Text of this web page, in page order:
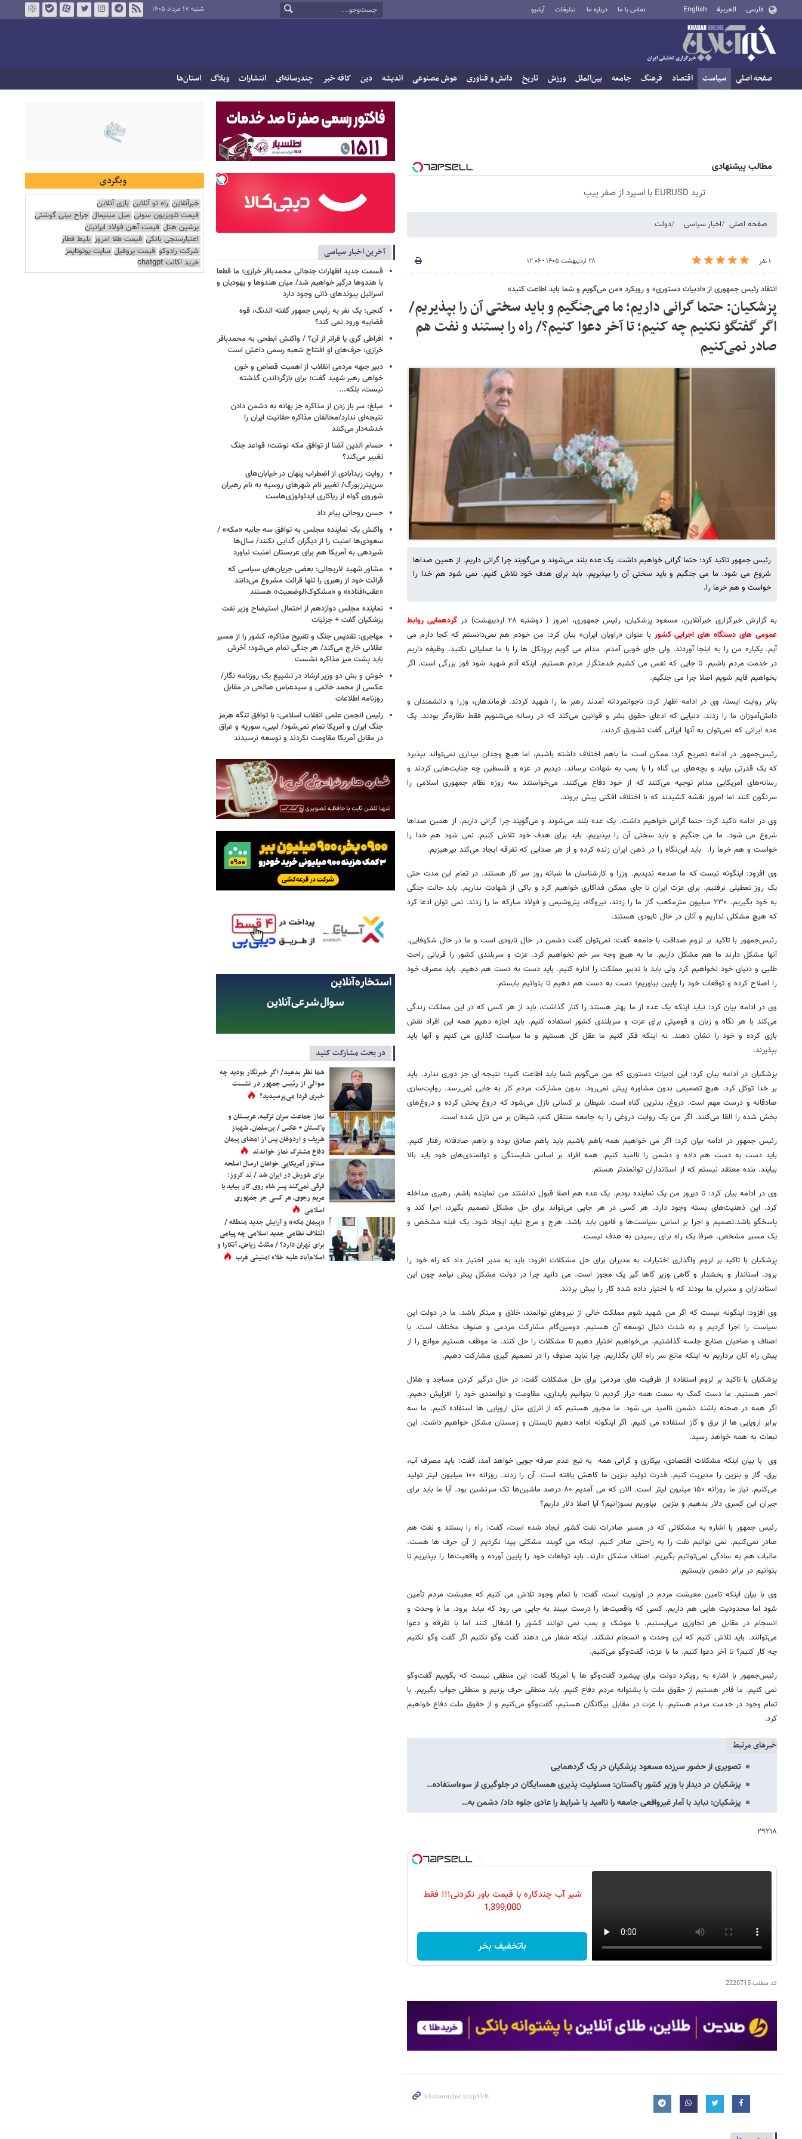
فارسی العربية English تماس با ما درباره ما تبلیغات آرشیو شنبه ۱۷ مرداد ۱۴۰۵
صفحه اصلی سیاست اقتصاد فرهنگ جامعه بین‌الملل ورزش تاریخ دانش و فناوری هوش مصنوعی اندیشه دین کافه خبر چندرسانه‌ای انتشارات وبلاگ استان‌ها
مطالب پیشنهادی
ترید EURUSD با اسپرد از صفر پیپ
صفحه اصلی اخبار سیاسی دولت
۱ نفر ۲۸ اردیبهشت ۱۴۰۵ - ۱۲:۰۶
انتقاد رئیس جمهوری از «ادبیات دستوری» و رویکرد «من می‌گویم و شما باید اطاعت کنید»
پزشکیان: حتما گرانی داریم؛ ما می‌جنگیم و باید سختی آن را بپذیریم/
اگر گفتگو نکنیم‌ چه کنیم؛ تا آخر دعوا کنیم؟/ راه را بستند و نفت هم
صادر نمی‌کنیم
رئیس جمهور تاکید کرد: حتما گرانی خواهیم داشت. یک عده بلند می‌شوند و می‌گویند چرا گرانی داریم. از همین صداها
شروع می شود. ما می جنگیم و باید سختی آن را بپذیریم. باید برای هدف خود تلاش کنیم. نمی شود هم خدا را
خواست و هم خرما را.
به گزارش خبرگزاری خبرآنلاین، مسعود پزشکیان، رئیس جمهوری، امروز ( دوشنبه ۲۸ اردیبهشت) در
گردهمایی روابط
عمومی های دستگاه های اجرایی کشور با عنوان «راویان ایران» بیان کرد: من خودم هم‌ نمی‌دانستم که کجا دارم ‌می
آیم. یکباره من را به اینجا آوردند. ولی جای خوبی آمدم. مدام‌ می گویم‌ پروتکل ها را با ما عملیاتی نکنید. وظیفه داریم
در خدمت مردم باشیم. تا جایی که نفس می کشیم خدمتگزار مردم هستیم. اینکه آدم شهید شود فوز بزرگی است. اگر
بخواهیم قایم شویم اصلا چرا می جنگیم.
بنابر روایت ایسنا، وی در ادامه اظهار کرد: ناجوانمردانه آمدند رهبر ما را شهید کردند.‌ فرماندهان، وزرا و دانشمندان و
دانش‌آموزان ما را زدند. دنیایی که ادعای حقوق بشر و قوانین می‌کند که در رسانه می‌شنویم فقط نظاره‌گر بودند. یک
عده ایرانی که نمی‌توان به آنها ایرانی گفت تشویق کردند.
رئیس‌جمهور در ادامه تصریح کرد: ممکن است ما باهم‌ اختلاف داشته باشیم، اما هیچ وجدان بیداری نمی‌تواند بپذیرد
که یک قدرتی بیاید و بچه‌های بی گناه را با بمب به شهادت برساند. دیدیم در عزه و فلسطین چه جنایت‌هایی کردند و
رسانه‌های آمریکایی مدام توجیه می‌کنند که از خود دفاع می‌کنند. می‌خواستند سه روزه نظام جمهوری اسلامی را
سرنگون کنند اما امروز نقشه کشیدند که با اختلاف افکنی پیش بروند.
وی در ادامه تاکید کرد: حتما گرانی خواهیم داشت. یک عده بلند می‌شوند و می‌گویند چرا گرانی داریم. از همین صداها
شروع می شود. ما می جنگیم و باید سختی آن را بپذیریم. باید برای هدف خود تلاش کنیم. نمی شود هم خدا را
خواست و هم خرما را. باید این‌نگاه را در ذهن ایران زنده کرده و از هر صدایی که تفرقه ایجاد می‌کند بپرهیزیم.
وی افزود: اینگونه نیست که ما صدمه ندیدیم. وزرا و کارشناسان ما شبانه روز سر کار هستند. در تمام این مدت حتی
یک روز تعطیلی نرفتیم. برای عزت ایران تا جای ممکن فداکاری خواهیم کرد و باکی از شهادت نداریم. باید حالت جنگی
به خود بگیریم. ۲۳۰ میلیون مترمکعب گاز ما را زدند، نیروگاه، پتروشیمی و فولاد مبارکه ما را زدند.‌ نمی توان ادعا کرد
که هیچ مشکلی نداریم و آنان در حال نابودی هستند.
رئیس‌جمهور با تاکید بر لزوم صداقت با جامعه گفت: نمی‌توان گفت دشمن در حال نابودی است و ما در حال شکوفایی.
آنها مشکل دارند ما هم مشکل داریم. ما به هیچ وجه سر خم نخواهیم کرد. عزت و سربلندی کشور را قربانی راحت
طلبی و دنیای خود نخواهیم کرد ولی باید با تدبیر مملکت را اداره کنیم. باید دست به دست‌ هم دهیم. باید مصرف خود
را اصلاح کرده و توقعات خود را پایین بیاوریم؛ دست به دست هم دهیم تا بتوانیم بایستم.
وی در ادامه بیان کرد: نباید اینکه یک عده از ما بهتر هستند را کنار گذاشت، باید از هر کسی که در این مملکت زندگی
می‌کند با هر نگاه و زبان و قومیتی برای عزت و سربلندی کشور استفاده کنیم. باید اجازه دهیم همه این افراد نقش
بازی کرده و خود را نشان دهند. نه اینکه فکر کنیم ما عقل کل هستیم و ما سیاست گذاری می کنیم و آنها باید
بپذیرند.
پزشکیان در ادامه بیان کرد: این ادبیات دستوری که من می‌گویم شما باید اطاعت کنید؛ نتیجه ای جز دوری ندارد. باید
بر خدا توکل کرد. هیچ تصمیمی بدون مشاوره پیش نمی‌رود.‌ بدون مشارکت مردم کار به جایی نمی‌رسد. روایت‌سازی
صادقانه و درست مهم است. دروغ، بدترین گناه است. شیطان بر کسانی نازل می‌شود که دروغ پخش کرده و دروغ‌های
پخش شده را القا می‌کنند. اگر من یک روایت دروغی را به جامعه منتقل کنم، شیطان بر من نازل شده است.
رئیس جمهور در ادامه بیان کرد: اگر می خواهیم همه باهم باشیم باید باهم صادق بوده و باهم صادقانه رفتار کنیم.
باید دست به دست‌ هم داده و دشمن را ناامید کنیم. همه افراد بر اساس شایستگی و توانمندی‌های خود باید بالا
بیایند. بنده معتقد نیستم که از استانداران توانمندتر هستم.
وی در ادامه بیان کرد: تا دیروز من یک نماینده بودم. یک عده هم اصلا قبول نداشتند من نماینده باشم. رهبری مداخله
کرد. این ذهنیت‌های بسته وجود دارد. هر کسی در هر جایی می‌تواند برای حل مشکل تصمیم بگیرد، اجرا کند و
پاسخگو باشد.تصمیم و اجرا بر اساس سیاست‌ها و قانون باید باشد. هرج و مرج نباید ایجاد شود. یک قبله مشخص و
یک مسیر مشخص. صرفا یک راه برای رسیدن به هدف نیست.
پزشکیان با تاکید بر لزوم واگذاری اختیارات به مدیران برای حل مشکلات افزود: باید به مدیر اختیار داد که راه خود را
برود. استاندار و بخشدار و گاهی وزیر گاها گیر یک مجوز است. می دانید چرا در دولت مشکل پیش نیامد چون این
استانداران و مدیران ما بودند که با اختیار داده شده کار را پیش بردند.
وی افزود: اینگونه نیست که اگر من شهید شوم مملکت خالی از نیروهای توانمند، خلاق و مبتکر باشد. ما در دولت این
سیاست را اجرا کردیم و به شدت دنبال توسعه آن هستیم. دومین‌گام مشارکت مردمی و صنوف مختلف است. با
اصناف و صاحبان صنایع جلسه گذاشتیم. می‌خواهیم اختیار دهیم تا مشکلات را حل کنند. ما موظف هستیم موانع را از
پیش راه آنان برداریم نه اینکه مانع سر راه آنان بگذاریم. چرا نباید صنوف را در تصمیم گیری مشارکت دهیم.
پزشکیان با تاکید بر لزوم استفاده از ظرفیت های مردمی برای حل مشکلات گفت: در حال درگیر کردن مساجد و هلال
احمر هستیم. ما دست کمک به سمت همه دراز کردیم تا بتوانیم پایداری، مقاومت و توانمندی خود را افزایش دهیم.
اگر همه در صحنه باشند دشمن ناامید می شود. ما مجبور هستیم که از انرژی مثل اروپایی ها استفاده کنیم. ما سه
برابر اروپایی ها از برق و گاز استفاده می کنیم. اگر اینگونه ادامه دهیم تابستان و زمستان مشکل خواهیم داشت. این
تبعات به همه خواهد رسید.
وی با بیان اینکه مشکلات اقتصادی، بیکاری و گرانی همه به تبع عدم صرفه جویی خواهد آمد، گفت: باید مصرف آب،
برق، گاز و بنزین را مدیریت کنیم. قدرت تولید بنزین ما کاهش یافته است. آن را زدند. روزانه ۱۰۰ میلیون لیتر تولید
می‌کنیم. نیاز ما روزانه ۱۵۰ میلیون لیتر است. الان که می آمدیم ۸۰ درصد ماشین‌ها تک سرنشین بود. آیا ما باید برای
جبران این کسری دلار بدهیم و بنزین بیاوریم بسوزانیم؟ آیا اصلا دلار داریم؟
رئیس جمهور با اشاره به مشکلاتی که در مسیر صادرات نفت کشور ایجاد شده است، گفت: راه را بستند و نفت هم
صادر نمی‌کنیم. نمی توانیم نفت را به راحتی صادر کنیم. اینکه می گویند مشکلی پیدا نکردیم از آن حرف ها هست.
مالیات هم به سادگی نمی‌توانیم بگیریم. اصناف مشکل دارند. باید توقعات خود را پایین آورده و واقعیت‌ها را بپذیریم تا
بتوانیم در برابر دشمن بایستیم.
وی با بیان اینکه تامین معیشت مردم در اولویت است، گفت: با تمام وجود تلاش می کنیم که معیشت مردم تأمین
شود اما محدودیت هایی هم داریم. کسی که واقعیت‌ها را درست نبیند به جایی می رود که نباید برود. ما با وحدت و
انسجام در مقابل هر تجاوزی می‌ایستیم. با موشک و بمب نمی توانند کشور را اشغال کنند اما با تفرقه و دعوا
می‌توانند. باید تلاش کنیم که این وحدت و انسجام نشکند. اینکه شعار می دهند گفت وگو نکنیم‌ اگر گفت وگو نکنیم‌
چه کار کنیم؟ تا آخر دعوا کنیم. ما با عزت، گفت‌وگو می‌کنیم.
رئیس‌جمهور با اشاره به رویکرد دولت برای پیشبرد گفت‌وگو ها با آمریکا گفت: این منطقی نیست که بگوییم گفت‌وگو
نمی کنیم. ما قادر هستیم از حقوق ملت با پشتوانه مردم دفاع کنیم. باید منطقی حرف بزنیم و منطقی جواب بگیریم. با
تمام وجود در خدمت مردم هستیم. با عزت در مقابل بیگانگان هستیم، گفت‌وگو می‌کنیم و از حقوق ملت دفاع خواهیم
کرد.
خبرهای مرتبط
تصویری از حضور سرزده مسعود پزشکیان در یک گردهمایی
پزشکیان در دیدار با وزیر کشور پاکستان: مسئولیت پذیری همسایگان در جلوگیری از سوءاستفاده…
پزشکیان: نباید با آمار غیرواقعی جامعه را ناامید یا شرایط را عادی جلوه داد/ دشمن به…
۲۹۲۱۸
شیر آب چندکاره با قیمت باور نکردنی!!! فقط
1,399,000
باتخفیف بخر
کد مطلب2220715
آخرین اخبار سیاسی
قسمت جدید اظهارات جنجالی محمدباقر خرازی؛ ما قطعا
با هندوها درگیر خواهیم شد/ میان هندوها و یهودیان و
اسرائیل پیوندهای ذاتی وجود دارد
گنجی: یک نفر به رئیس جمهور گفته الدنگ، قوه
قضاییه ورود نمی کند؟
افراطی گری یا فراتر از آن؟ / واکنش ابطحی به محمدباقر
خرازی: حرف‌های او افتتاح شعبه رسمی داعش است
دبیر جبهه مردمی انقلاب از اهمیت قصاص و خون
خواهی رهبر شهید گفت؛ برای بازگرداندن گذشته
نیست، بلکه...
مبلغ: سر باز زدن از مذاکره‌ جز بهانه به دشمن دادن
نتیجه‌ای ندارد/مخالفان مذاکره حقانیت ایران را
خدشه‌دار می‌کنند
حسام الدین آشنا از توافق مکه نوشت؛ قواعد جنگ
تغییر می‌کند؟
روایت زیدآبادی از اضطراب پنهان در خیابان‌های
سن‌پترزبورگ/ تغییر نام شهرهای روسیه به نام رهبران
شوروی گواه از ریاکاری ایدئولوژی‌هاست
حسن روحانی پیام داد
واکنش یک نماینده مجلس به توافق سه جانبه «مکه» /
سعودی‌ها امنیت را از دیگران گدایی نکنند/ سال‌ها
شیردهی به آمریکا هم برای عربستان امنیت نیاورد
مشاور شهید لاریجانی: بعضی جریان‌های سیاسی که
قرائت خود از رهبری را تنها قرائت مشروع می‌دانند
«عقب‌افتاده» و «مشکوک‌الوضعیت» هستند
نماینده مجلس دوازدهم از احتمال استیضاح وزیر نفت
پزشکیان گفت + جزئیات
مهاجری: تقدیس جنگ و تقبیح مذاکره، کشور را از مسیر
عقلانی خارج می‌کند/ هر جنگی تمام می‌شود؛ آخرش
باید پشت میز مذاکره نشست
خوش و بش دو وزیر ارشاد در تشییع یک روزنامه نگار/
عکسی از محمد خاتمی و سیدعباس صالحی در مقابل
روزنامه اطلاعات
رئیس انجمن علمی انقلاب اسلامی: با توافق تنگه هرمز
جنگ ایران و آمریکا تمام نمی‌شود/ لیبی، سوریه و عراق
در مقابل آمریکا مقاومت نکردند و توسعه نرسیدند
در بحث مشارکت کنید
شما نظر بدهید/ اگر خبرنگار بودید چه
سوالی از رئیس جمهور در نشست
خبری فردا می‌پرسیدید؟
نماز جماعت سران ترکیه، عربستان و
پاکستان + عکس / بن‌سلمان، شهباز
شریف و اردوغان پس از امضای پیمان
دفاع مشترک نماز خواندند
سناتور آمریکایی خواهان ارسال اسلحه
برای شورش در ایران شد / تد کروز:
فرقی نمی‌کند پسر شاه روی کار بیاید یا
مریم رجوی، هر کسی جز جمهوری
اسلامی
«پیمان مکه» و آرایش جدید منطقه /
ائتلاف نظامی جدید اسلامی چه پیامی
برای تهران دارد؟ / مثلث ریاض، آنکارا و
اسلام‌آباد علیه خلاء امنیتی غرب
وبگردی
خبرآنلاین راه نو آنلاین بازی آنلاین
قیمت تلویزیون سونی مبل مینیمال جراح بینی گوشتی
پرشین هتل قیمت آهن فولاد ایرانیان
اعتبارسنجی بانکی قیمت طلا امروز بلیط قطار
شرکت رادوکو قیمت پروفیل سایت یوتوتایمز
خرید اکانت chatgpt